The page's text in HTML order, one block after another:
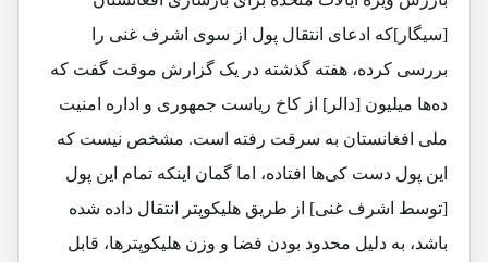
[سیگار]که ادعای انتقال پول از سوی اشرف غنی را
بررسی کرده، هفته گذشته در یک گزارش موقت گفت که
ده‌ها میلیون [دالر] از کاخ ریاست جمهوری و اداره امنیت
ملی افغانستان به سرقت رفته است. مشخص نیست که
این پول دست کی‌ها افتاده، اما گمان اینکه تمام این پول
[توسط اشرف غنی] از طریق هلیکوپتر انتقال داده شده
باشد، به دلیل محدود بودن فضا و وزن هلیکوپترها، قابل